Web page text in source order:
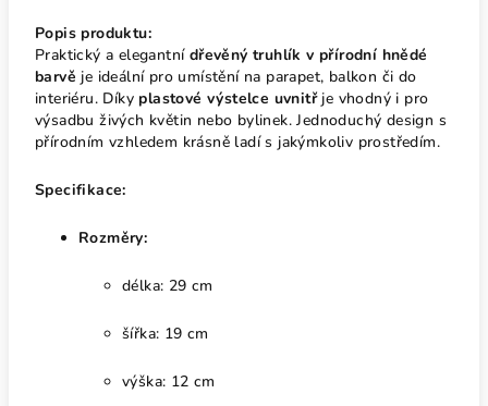
Popis produktu:
Praktický a elegantní dřevěný truhlík v přírodní hnědé
barvě je ideální pro umístění na parapet, balkon či do
interiéru. Díky plastové výstelce uvnitřje vhodný i pro
výsadbu živých květin nebo bylinek. Jednoduchý design s
přírodním vzhledem krásně ladí s jakýmkoliv prostředím.
Specifikace:
Rozměry:
délka: 29 cm
šířka: 19 cm
výška: 12 cm